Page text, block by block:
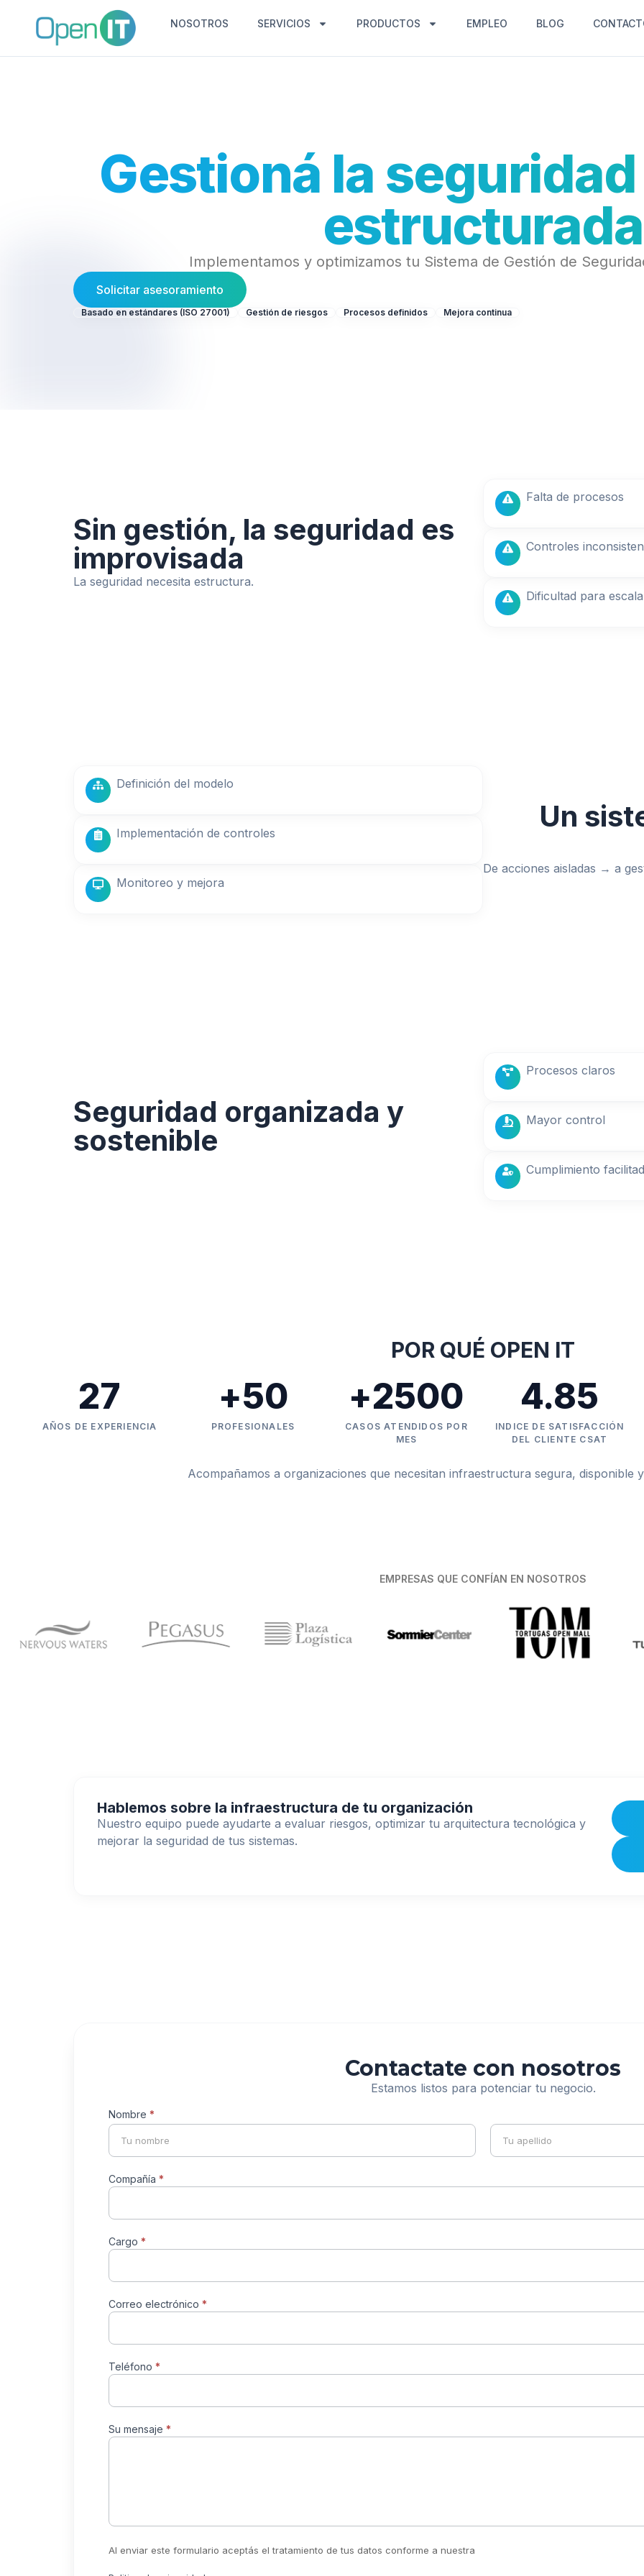
NOSOTROS SERVICIOS PRODUCTOS EMPLEO BLOG
Gestioná la
estructurada
Implementamos y optimizamos tu Sistema de Gestión de
Solicitar asesoramiento
Basado en estándares (ISO 27001) Gestión de riesgos Procesos definidos Mejora continua
Sin gestión, la seguridad es
improvisada
La seguridad necesita estructura.
Falta de procesos
Controles
Dificultad para
Un
De acciones aisladas → a
Definición del modelo
Implementación de controles
Monitoreo y mejora
Seguridad organizada y
sostenible
Procesos claros
Mayor control
Cumplimiento
POR QUÉ OPEN IT
AÑOS DE EXPERIENCIA
27
PROFESIONALES
+50
CASOS ATENDIDOS POR
MES
+2500
INDICE DE SATISFACCIÓN
DEL CLIENTE CSAT
4.85
Acompañamos a organizaciones que necesitan infraestructura segura, disponible
EMPRESAS QUE CONFÍAN EN NOSOTROS
Hablemos sobre la infraestructura de tu organización
Nuestro equipo puede ayudarte a evaluar riesgos, optimizar tu arquitectura tecnológica y
mejorar la seguridad de tus sistemas.
Contactate con nosotros
Estamos listos para potenciar tu negocio.
Formulario
de
contacto
Nombre *
Nombre Nombre
Compañía *
Cargo *
Correo electrónico *
Teléfono *
Su mensaje *
Al enviar este formulario aceptás el tratamiento de tus datos conforme a nuestra